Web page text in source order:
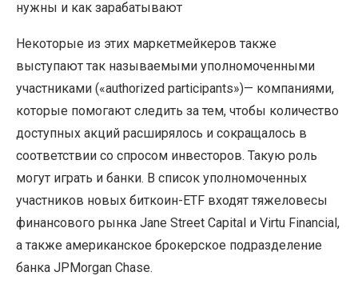
нужны и как зарабатывают
Некоторые из этих маркетмейкеров также
выступают так называемыми уполномоченными
участниками («authorized participants»)— компаниями,
которые помогают следить за тем, чтобы количество
доступных акций расширялось и сокращалось в
соответствии со спросом инвесторов. Такую роль
могут играть и банки. В список уполномоченных
участников новых биткоин-ETF входят тяжеловесы
финансового рынка Jane Street Capital и Virtu Financial,
а также американское брокерское подразделение
банка JPMorgan Chase.